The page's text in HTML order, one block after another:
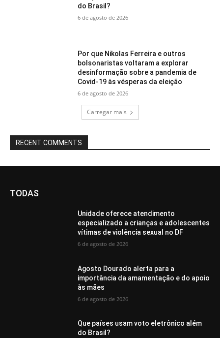
do Brasil?
6 de agosto de 2026
Por que Nikolas Ferreira e outros
bolsonaristas voltaram a explorar
desinformação sobre a pandemia de
Covid-19 às vésperas da eleição
6 de agosto de 2026
Carregar mais
RECENT COMMENTS
TODAS
Unidade oferece atendimento
especializado a crianças e adolescentes
vítimas de violência sexual no DF
6 de agosto de 2026
Agosto Dourado alerta para a
importância da amamentação e do apoio
às mães
6 de agosto de 2026
Que países usam voto eletrônico além
do Brasil?